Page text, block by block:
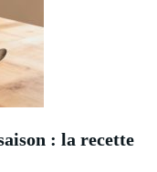
: la recette